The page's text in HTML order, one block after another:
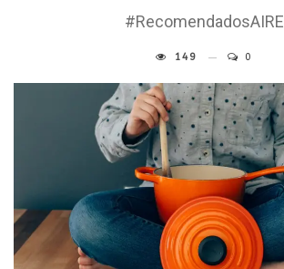
#RecomendadosAIRE
149 0